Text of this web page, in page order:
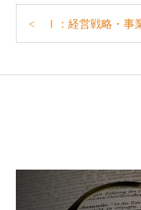
< Ⅰ：経営戦略・事